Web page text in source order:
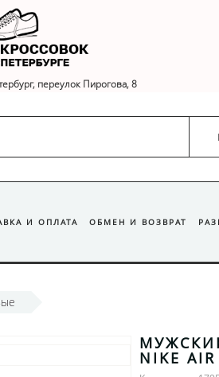
переулок Пирогова, 8
И ОПЛАТА ОБМЕН И ВОЗВРАТ
NIKE